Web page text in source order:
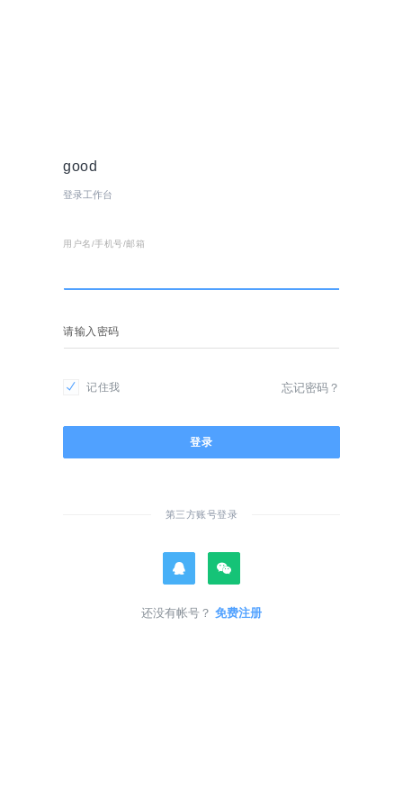
good
登录工作台
用户名/手机号/邮箱
请输入密码
记住我 忘记密码？
登录
第三方账号登录
还没有帐号？ 免费注册